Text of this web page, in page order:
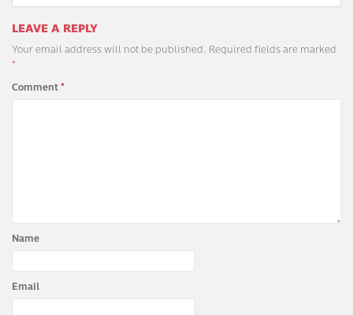
LEAVE A REPLY
Your email address will not be published. Required fields are marked
*
Comment*
Name
Email